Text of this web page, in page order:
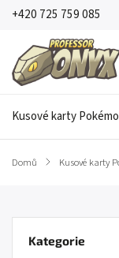
+420 725 759 085
Kusové karty
Domů / Kusové karty
Kategorie